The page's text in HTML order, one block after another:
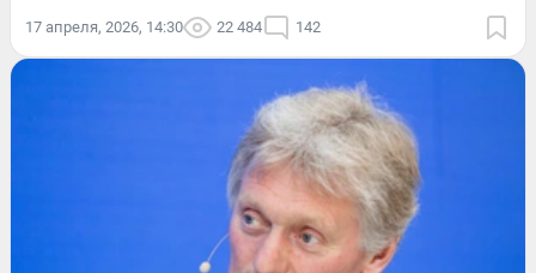
17 апреля, 2026, 14:30 22 484 142